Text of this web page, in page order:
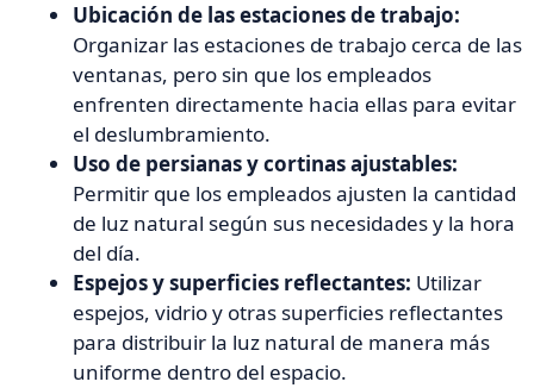
Ubicación de las estaciones de trabajo:
Organizar las estaciones de trabajo cerca de las
ventanas, pero sin que los empleados
enfrenten directamente hacia ellas para evitar
el deslumbramiento.
Uso de persianas y cortinas ajustables:
Permitir que los empleados ajusten la cantidad
de luz natural según sus necesidades y la hora
del día.
Espejos y superficies reflectantes: Utilizar
espejos, vidrio y otras superficies reflectantes
para distribuir la luz natural de manera más
uniforme dentro del espacio.